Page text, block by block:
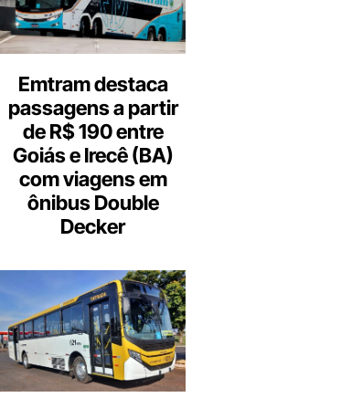
Emtram destaca
passagens a partir
de R$ 190 entre
Goiás e Irecê (BA)
com viagens em
ônibus Double
Decker